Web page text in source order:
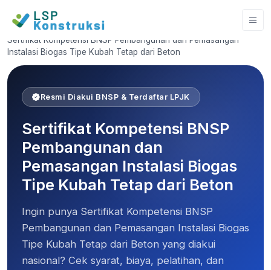
Home
Sertifikat Kompetensi BNSP Pembangunan dan Pemasangan
Instalasi Biogas Tipe Kubah Tetap dari Beton
Resmi Diakui BNSP & Terdaftar LPJK
Sertifikat Kompetensi BNSP
Pembangunan dan
Pemasangan Instalasi Biogas
Tipe Kubah Tetap dari Beton
Ingin punya Sertifikat Kompetensi BNSP
Pembangunan dan Pemasangan Instalasi Biogas
Tipe Kubah Tetap dari Beton yang diakui
nasional? Cek syarat, biaya, pelatihan, dan